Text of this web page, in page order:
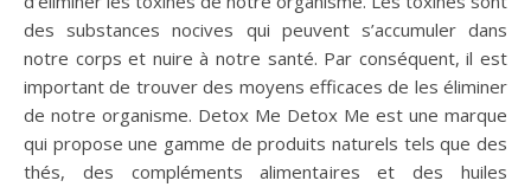
des substances nocives qui peuvent s’accumuler dans
notre corps et nuire à notre santé. Par conséquent, il est
important de trouver des moyens efficaces de les éliminer
de notre organisme. Detox Me Detox Me est une marque
qui propose une gamme de produits naturels tels que des
thés, des compléments alimentaires et des huiles